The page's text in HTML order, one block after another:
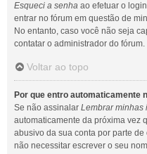
Esqueci a senha ao efetuar o
entrar no fórum em questão de
No entanto, caso você não seja
contatar o administrador do fórum.
Voltar ao topo
Por que entro automaticamente
Se não assinalar Lembrar minhas
automaticamente da próxima vez
abusivo da sua conta por parte
não necessitar escrever o seu